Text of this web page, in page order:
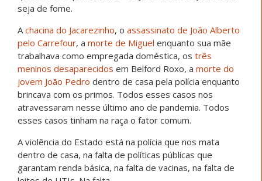
seja de fome.
Achacina do Jacarezinho, o assassinato de João Alberto
pelo Carrefour, a morte de Miguel enquanto sua mãe
trabalhava como empregada doméstica, os três
meninos desaparecidos em Belford Roxo, a morte do
jovem João Pedro dentro de casa pela polícia enquanto
brincava com os primos. Todos esses casos nos
atravessaram nesse último ano de pandemia. Todos
esses casos tinham na raça o fator comum.
A violência do Estado está na polícia que nos mata
dentro de casa, na falta de políticas públicas que
garantam renda básica, na falta de vacinas, na falta de